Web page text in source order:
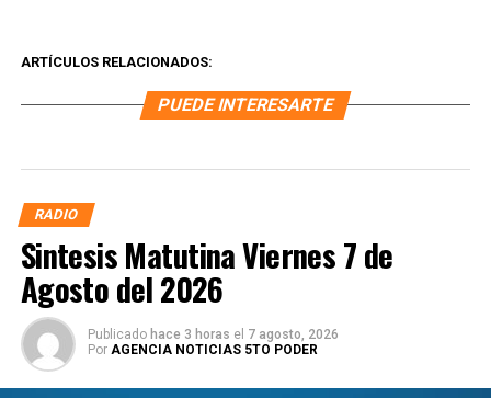
ARTÍCULOS RELACIONADOS:
PUEDE INTERESARTE
RADIO
Sintesis Matutina Viernes 7 de
Agosto del 2026
Publicado hace 3 horas el 7 agosto, 2026
Por AGENCIA NOTICIAS 5TO PODER